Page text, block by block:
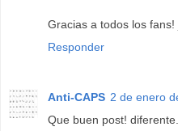
Gracias a todos los fans!
Responder
Anti-CAPS 2 de enero
Que buen post!